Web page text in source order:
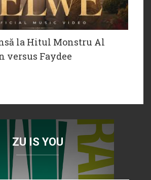
la Hitul Monstru Al
versus Faydee
ZU IS YOU